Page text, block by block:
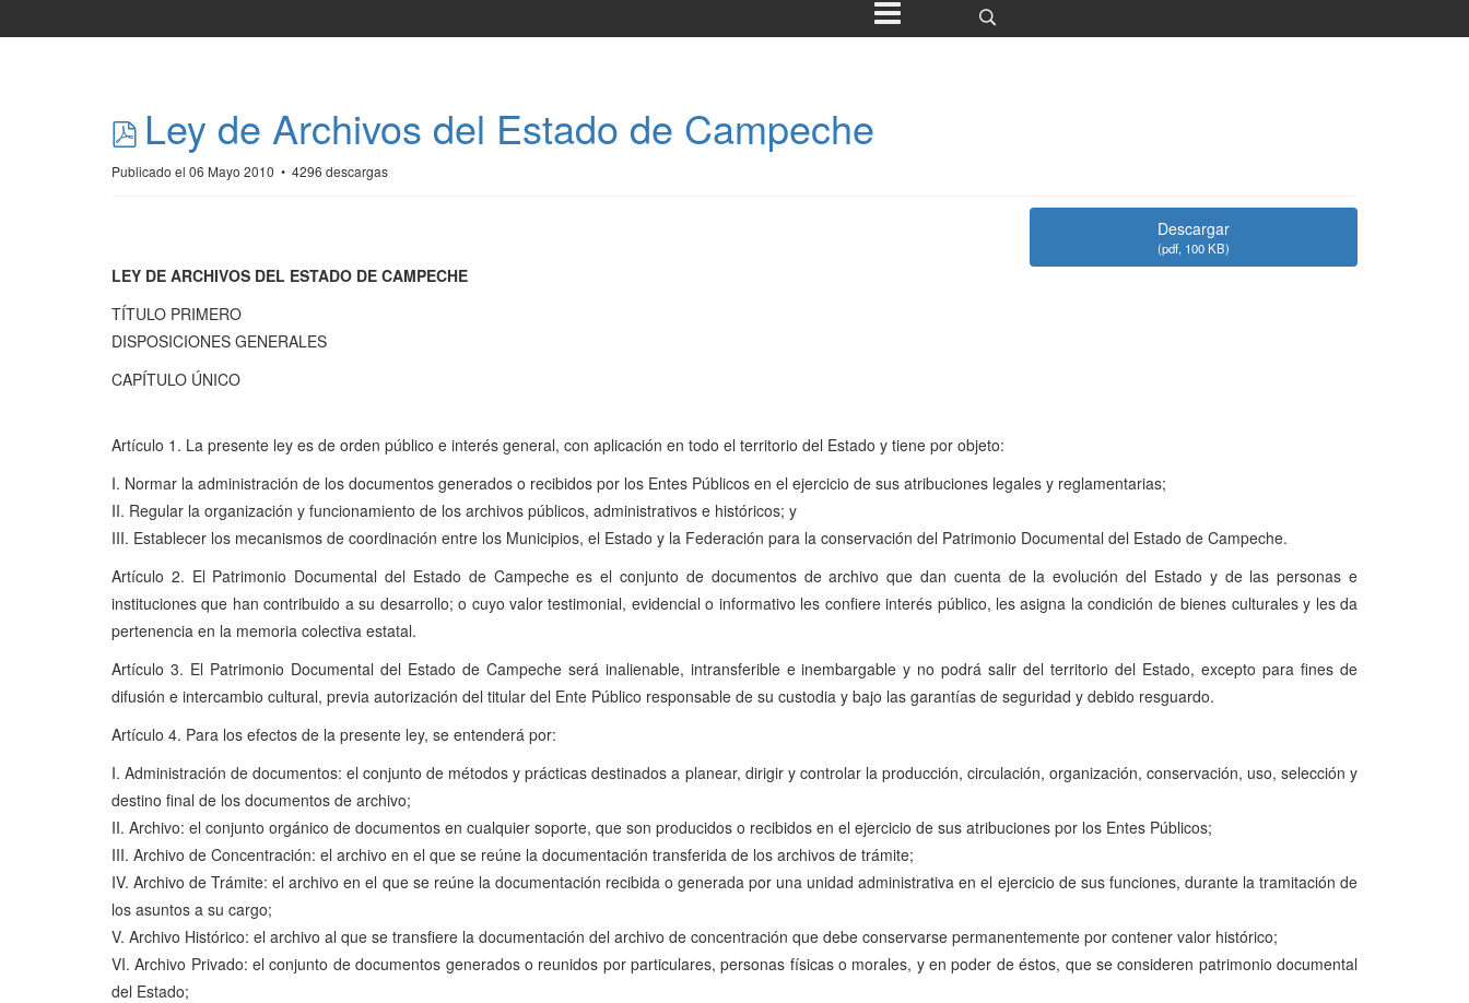
pdf
Ley de Archivos del Estado de Campeche
Publicado el 06 Mayo 2010 4296 descargas
Descargar
(pdf, 100 KB)
LEY DE ARCHIVOS DEL ESTADO DE CAMPECHE
TÍTULO PRIMERO
DISPOSICIONES GENERALES
CAPÍTULO ÚNICO
Artículo 1. La presente ley es de orden público e interés general, con aplicación en todo el territorio del Estado y tiene por objeto:
I. Normar la administración de los documentos generados o recibidos por los Entes Públicos en el ejercicio de sus atribuciones legales y reglamentarias;
II. Regular la organización y funcionamiento de los archivos públicos, administrativos e históricos; y
III. Establecer los mecanismos de coordinación entre los Municipios, el Estado y la Federación para la conservación del Patrimonio Documental del Estado de Campeche.
Artículo 2. El Patrimonio Documental del Estado de Campeche es el conjunto de documentos de archivo que dan cuenta de la evolución del Estado y de las personas e
instituciones que han contribuido a su desarrollo; o cuyo valor testimonial, evidencial o informativo les confiere interés público, les asigna la condición de bienes culturales y les da
pertenencia en la memoria colectiva estatal.
Artículo 3. El Patrimonio Documental del Estado de Campeche será inalienable, intransferible e inembargable y no podrá salir del territorio del Estado, excepto para fines de
difusión e intercambio cultural, previa autorización del titular del Ente Público responsable de su custodia y bajo las garantías de seguridad y debido resguardo.
Artículo 4. Para los efectos de la presente ley, se entenderá por:
I. Administración de documentos: el conjunto de métodos y prácticas destinados a planear, dirigir y controlar la producción, circulación, organización, conservación, uso, selección y
destino final de los documentos de archivo;
II. Archivo: el conjunto orgánico de documentos en cualquier soporte, que son producidos o recibidos en el ejercicio de sus atribuciones por los Entes Públicos;
III. Archivo de Concentración: el archivo en el que se reúne la documentación transferida de los archivos de trámite;
IV. Archivo de Trámite: el archivo en el que se reúne la documentación recibida o generada por una unidad administrativa en el ejercicio de sus funciones, durante la tramitación de
los asuntos a su cargo;
V. Archivo Histórico: el archivo al que se transfiere la documentación del archivo de concentración que debe conservarse permanentemente por contener valor histórico;
VI. Archivo Privado: el conjunto de documentos generados o reunidos por particulares, personas físicas o morales, y en poder de éstos, que se consideren patrimonio documental
del Estado;